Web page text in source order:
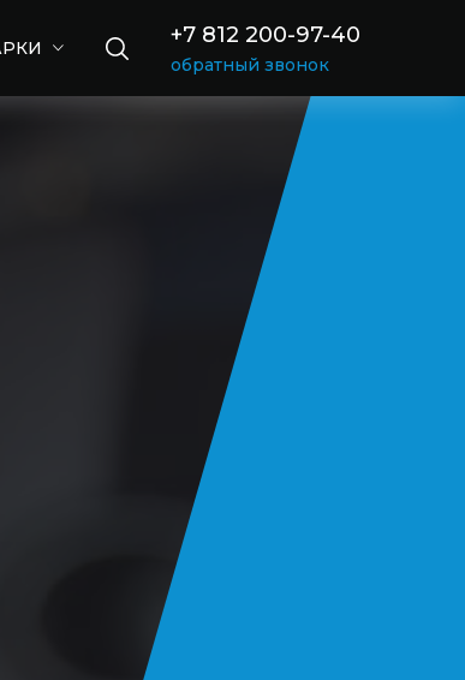
+7 812 200-97-40
обратный звонок